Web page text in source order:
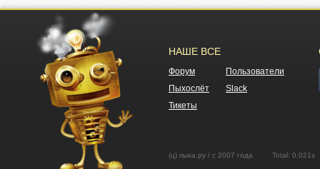
НАШЕ ВСЕ
Форум
Пользователи
Пыхослёт
Slack
Тикеты
(ц) пыха.ру / с 2007 года Total: